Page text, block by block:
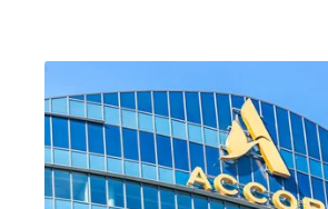
Millionen Euro veräußert werden.